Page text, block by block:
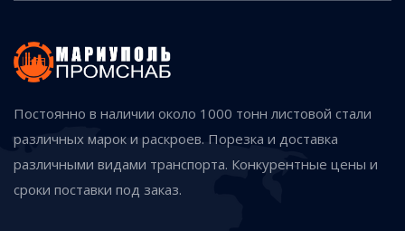
Постоянно в наличии около 1000 тонн листовой стали
различных марок и раскроев. Порезка и доставка
различными видами транспорта. Конкурентные цены и
сроки поставки под заказ.